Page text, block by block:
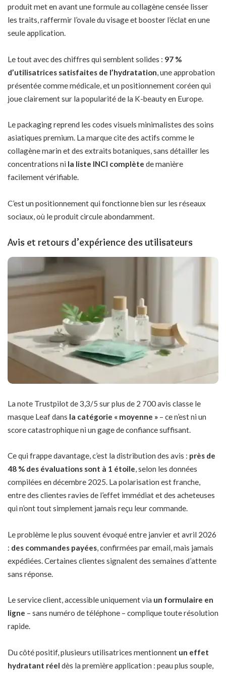
produit met en avant une formule au collagène censée lisser
les traits, raffermir l’ovale du visage et booster l’éclat en une
seule application.
Le tout avec des chiffres qui semblent solides : 97 %
d’utilisatrices satisfaites de l’hydratation , une approbation
présentée comme médicale, et un positionnement coréen qui
joue clairement sur la popularité de la K-beauty en Europe.
Le packaging reprend les codes visuels minimalistes des soins
asiatiques premium. La marque cite des actifs comme le
collagène marin et des extraits botaniques, sans détailler les
concentrations ni la liste INCI complète de manière
facilement vérifiable.
C’est un positionnement qui fonctionne bien sur les réseaux
sociaux, où le produit circule abondamment.
Avis et retours d’expérience des utilisateurs
La note Trustpilot de 3,3/5 sur plus de 2 700 avis classe le
masque Leaf dans la catégorie « moyenne » – ce n’est ni un
score catastrophique ni un gage de confiance suffisant.
Ce qui frappe davantage, c’est la distribution des avis : près de
48 % des évaluations sont à 1 étoile, selon les données
compilées en décembre 2025. La polarisation est franche,
entre des clientes ravies de l’effet immédiat et des acheteuses
qui n’ont tout simplement jamais reçu leur commande.
Le problème le plus souvent évoqué entre janvier et avril 2026
: des commandes payées, confirmées par email, mais jamais
expédiées. Certaines clientes signalent des semaines d’attente
sans réponse.
Le service client, accessible uniquement via un formulaire en
ligne – sans numéro de téléphone – complique toute résolution
rapide.
Du côté positif, plusieurs utilisatrices mentionnent un effet
hydratant réel dès la première application : peau plus souple,